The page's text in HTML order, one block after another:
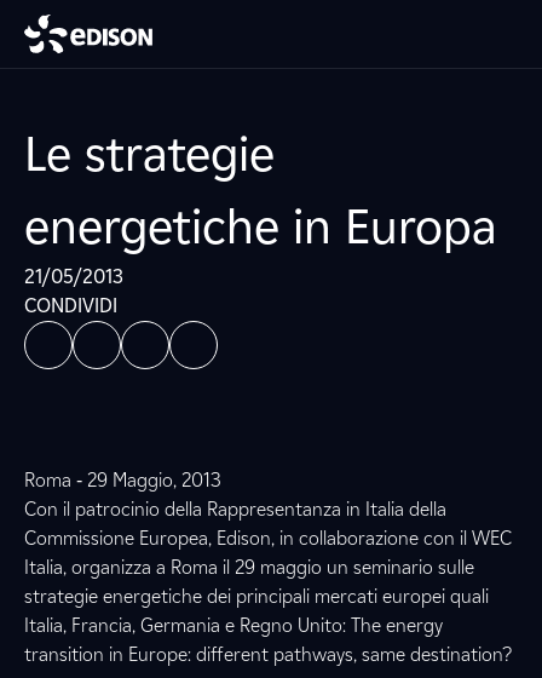
Le strategie
energetiche in Europa
21/05/2013
CONDIVIDI
Roma ‐ 29 Maggio, 2013
Con il patrocinio della Rappresentanza in Italia della
Commissione Europea, Edison, in collaborazione con il WEC
Italia, organizza a Roma il 29 maggio un seminario sulle
strategie energetiche dei principali mercati europei quali
Italia, Francia, Germania e Regno Unito: The energy
transition in Europe: different pathways, same destination?